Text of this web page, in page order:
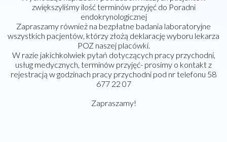
zwiększyliśmy ilość terminów przyjęć do Poradni
endokrynologicznej
Zapraszamy również na bezpłatne badania laboratoryjne
wszystkich pacjentów, którzy złożą deklarację wyboru lekarza
POZ naszej placówki.
W razie jakichkolwiek pytań dotyczących pracy przychodni,
usług medycznych, terminów przyjęć- prosimy o kontakt z
rejestracją w godzinach pracy przychodni pod nr telefonu 58
677 22 07
Zapraszamy!